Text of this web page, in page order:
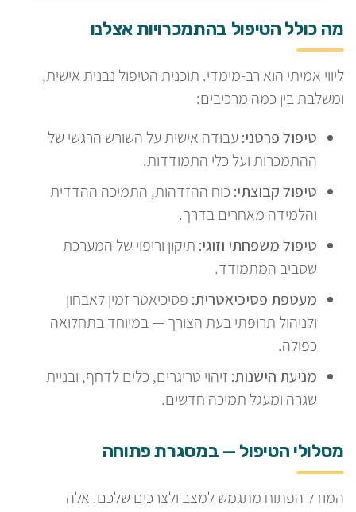
מה כולל הטיפול בהתמכרויות אצלנו
ליווי אמיתי הוא רב-מימדי. תוכנית הטיפול נבנית אישית,
ומשלבת בין כמה מרכיבים:
טיפול פרטני:עבודה אישית על השורש הרגשי של
ההתמכרות ועל כלי התמודדות.
טיפול קבוצתי: כוח ההזדהות, התמיכה ההדדית
והלמידה מאחרים בדרך.
טיפול משפחתי וזוגי: תיקון וריפוי של המערכת
שסביב המתמודד.
מעטפת פסיכיאטרית: פסיכיאטר זמין לאבחון
ולניהול תרופתי בעת הצורך — במיוחד בתחלואה
כפולה.
מניעת הישנות: זיהוי טריגרים, כלים לדחף, ובניית
שגרה ומעגל תמיכה חדשים.
מסלולי הטיפול — במסגרת פתוחה
המודל הפתוח מתגמש למצב ולצרכים שלכם. אלה